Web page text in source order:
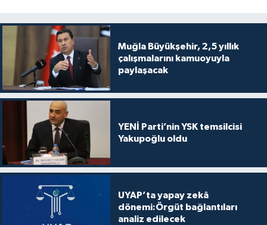
Muğla Büyükşehir, 2,5 yıllık
çalışmalarını kamuoyuyla
paylaşacak
YENİ Parti’nin YSK temsilcisi
Yakupoğlu oldu
UYAP’ta yapay zekâ
dönemi:Örgüt bağlantıları
analiz edilecek